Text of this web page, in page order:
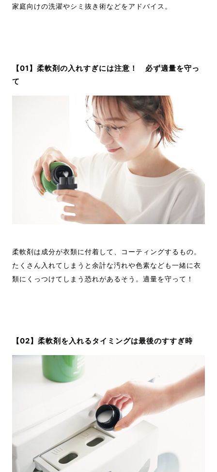
家庭向けの洗濯やシミ抜き術などをアドバイス。
【01】柔軟剤の入れすぎには注意！ 必ず適量を守っ
て
柔軟剤は成分が衣類に付着して、コーティングするもの。
たくさん入れてしまうと余計な汚れや色素なども一緒に衣
類にくっつけてしまう恐れがあるそう。適量を守って！
【02】 柔軟剤を入れるタイミングは最後のすすぎ時